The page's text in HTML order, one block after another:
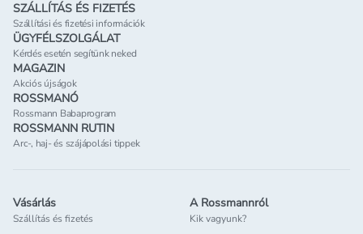
SZÁLLÍTÁS ÉS FIZETÉS
Szállítási és fizetési információk
ÜGYFÉLSZOLGÁLAT
Kérdés esetén segítünk neked
MAGAZIN
Akciós újságok
ROSSMANÓ
Rossmann Babaprogram
ROSSMANN RUTIN
Arc-, haj- és szájápolási tippek
Vásárlás
Szállítás és fizetés
A Rossmannról
Kik vagyunk?